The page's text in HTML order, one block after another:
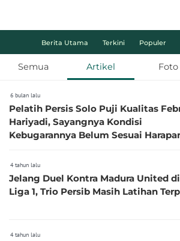
Berita Utama Terkini Populer
Semua Artikel Foto
6 bulan lalu
Pelatih Persis Solo Puji Kualitas
Hariyadi, Sayangnya Kondisi
Kebugarannya Belum Sesuai
4 tahun lalu
Jelang Duel Kontra Madura United
Liga 1, Trio Persib Masih Latihan
4 tahun lalu